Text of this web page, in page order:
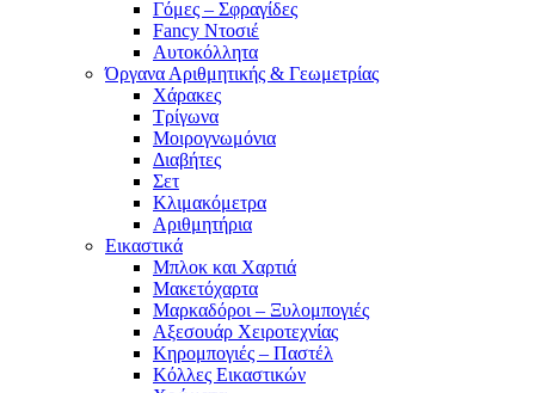
Γόμες – Σφραγίδες
Fancy Ντοσιέ
Αυτοκόλλητα
Όργανα Αριθμητικής & Γεωμετρίας
Χάρακες
Τρίγωνα
Mοιρογνωμόνια
Διαβήτες
Σετ
Κλιμακόμετρα
Αριθμητήρια
Εικαστικά
Μπλοκ και Χαρτιά
Μακετόχαρτα
Μαρκαδόροι – Ξυλομπογιές
Αξεσουάρ Χειροτεχνίας
Κηρομπογιές – Παστέλ
Κόλλες Εικαστικών